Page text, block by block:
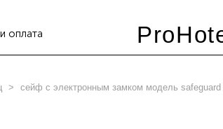
оплата
> сейф с электронным замком модель safeguard